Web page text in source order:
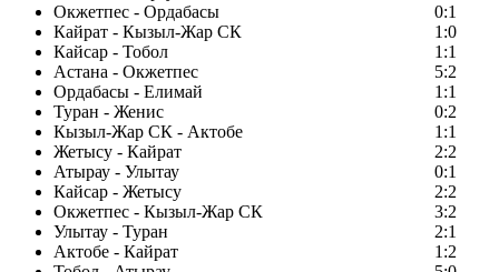
Окжетпес - Ордабасы
0:1
Кайрат - Кызыл-Жар СК
1:0
Кайсар - Тобол
1:1
Астана - Окжетпес
5:2
Ордабасы - Елимай
1:1
Туран - Женис
0:2
Кызыл-Жар СК - Актобе
1:1
Жетысу - Кайрат
2:2
Атырау - Улытау
0:1
Кайсар - Жетысу
2:2
Окжетпес - Кызыл-Жар СК
3:2
Улытау - Туран
2:1
Актобе - Кайрат
1:2